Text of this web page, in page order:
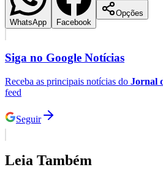
WhatsApp Facebook
Opções
Siga no Google Notícias
Receba as principais notícias do Jornal
feed
Seguir
Leia Também